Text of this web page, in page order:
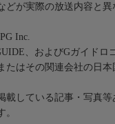
どが実際の放送内容と異
Inc.
、およびGガイドロ
たはその関連会社の日
載している記事・写真